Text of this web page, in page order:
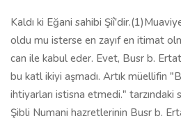
Kaldı ki Eğani sahibi
oldu mu isterse en zayıf en itimat
can ile kabul eder. Evet, Busr b.
bu katl ikiyi aşmadı. Artık müellifin
ihtiyarları istisna etmedi." tarzındaki
Şibli Numani hazretlerinin Busr b.